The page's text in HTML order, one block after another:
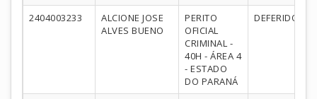
2404003233
ALCIONE JOSE
ALVES BUENO
PERITO
OFICIAL
CRIMINAL -
40H - ÁREA 4
- ESTADO
DO PARANÁ
DEFERIDO